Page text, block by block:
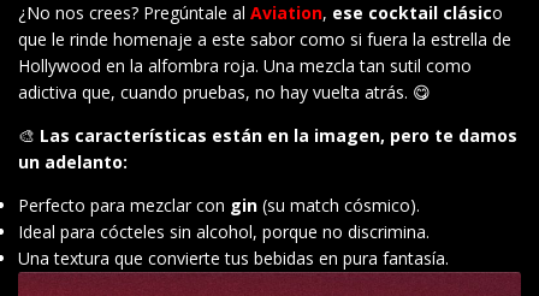
¿No nos crees? Pregúntale al Aviation, ese cocktail clásico
que le rinde homenaje a este sabor como si fuera la estrella de
Hollywood en la alfombra roja. Una mezcla tan sutil como
adictiva que, cuando pruebas, no hay vuelta atrás. 😋
🎨 Las características están en la imagen, pero te damos
un adelanto:
Perfecto para mezclar con gin (su match cósmico).
Ideal para cócteles sin alcohol, porque no discrimina.
Una textura que convierte tus bebidas en pura fantasía.